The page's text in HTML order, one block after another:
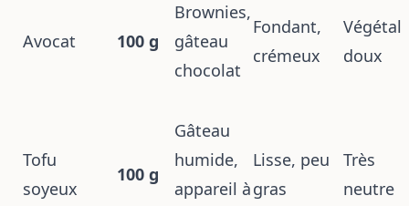
Avocat 100 g
Brownies,
gâteau
chocolat
Fondant,
crémeux
Végétal
doux
Tofu
soyeux
100 g
Gâteau
humide,
appareil à
Lisse, peu
gras
Très
neutre